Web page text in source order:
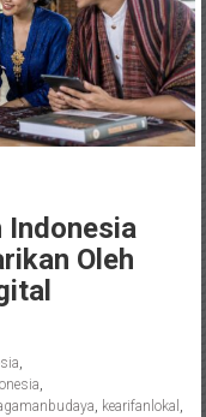
Indonesia
Oleh
kearifanlokal